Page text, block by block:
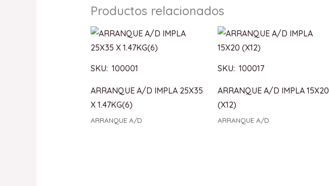
Productos relacionados
SKU: 100001
ARRANQUE A/D IMPLA 25X35
X 1.47KG(6)
ARRANQUE A/D
SKU: 100017
ARRANQUE A/D IMPLA 15X20
(X12)
ARRANQUE A/D